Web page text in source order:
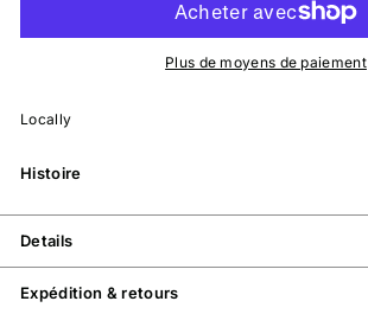
Plus de moyens de paiement
Locally
Histoire
Details
Expédition & retours